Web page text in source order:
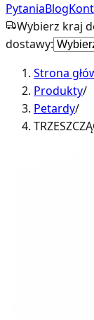
PytaniaBlog
Wybierz kraj
dostawy:
Strona
Produkty/
Petardy/